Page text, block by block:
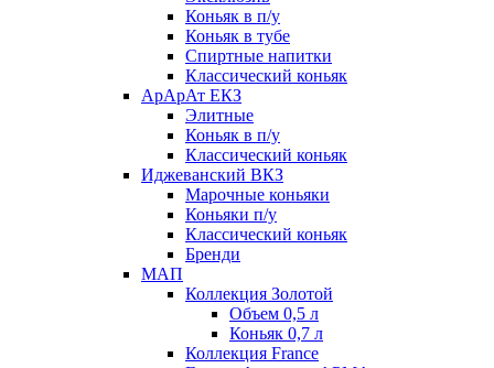
Коньяк в п/у
Коньяк в тубе
Спиртные напитки
Классический коньяк
АрАрАт ЕКЗ
Элитные
Коньяк в п/у
Классический коньяк
Иджеванский ВКЗ
Марочные коньяки
Коньяки п/у
Классический коньяк
Бренди
МАП
Коллекция Золотой
Объем 0,5 л
Коньяк 0,7 л
Коллекция France